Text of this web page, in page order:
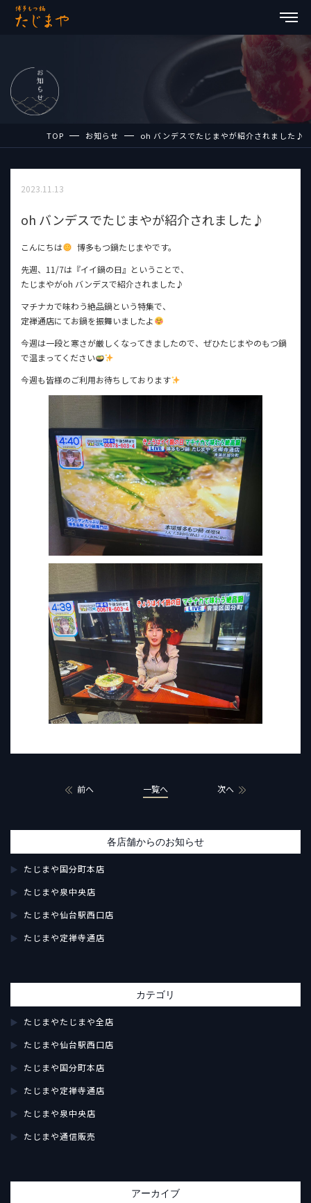
TOP お知らせ oh バンデスでたじまやが紹介されました♪
2023.11.13
oh バンデスでたじまやが紹介されました♪
こんにちは
博多もつ鍋たじまやです。
先週、11/7は『イイ鍋の日』ということで、
たじまやがoh バンデスで紹介されました♪
マチナカで味わう絶品鍋という特集で、
定禅通店にてお鍋を振舞いましたよ
今週は一段と寒さが厳しくなってきましたので、ぜひたじまやのもつ鍋
で温まってください
今週も皆様のご利用お待ちしております
前へ 一覧へ 次へ
各店舗からのお知らせ
たじまや国分町本店
たじまや泉中央店
たじまや仙台駅西口店
たじまや定禅寺通店
カテゴリ
たじまやたじまや全店
たじまや仙台駅西口店
たじまや国分町本店
たじまや定禅寺通店
たじまや泉中央店
たじまや通信販売
アーカイブ